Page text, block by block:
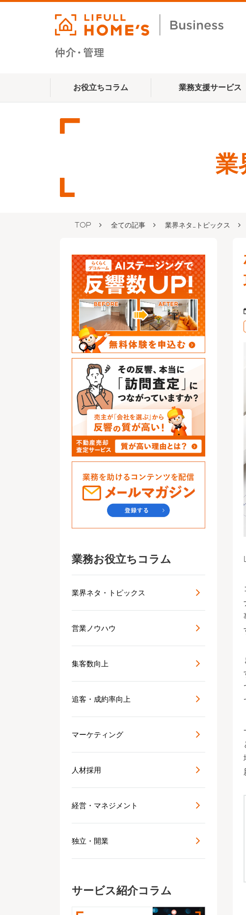
お役立ちコラム 業務支援サービス
業
TOP 全ての記事 業界ネタ_トピックス
業務お役立ちコラム
業界ネタ・トピックス
営業ノウハウ
集客数向上
追客・成約率向上
マーケティング
人材採用
経営・マネジメント
独立・開業
サービス紹介コラム